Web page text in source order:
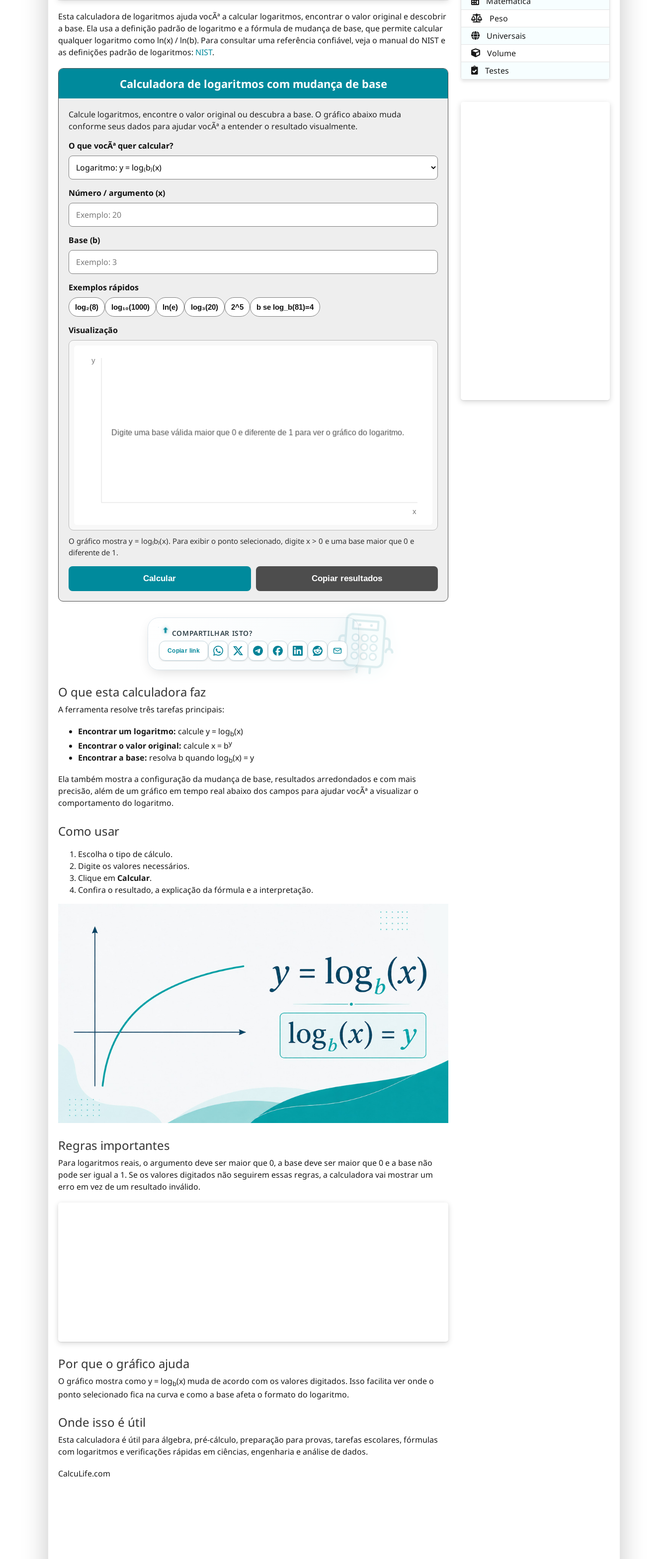
Esta calculadora de logaritmos ajuda vocÃª a calcular logaritmos, encontrar o valor original e descobrir
a base. Ela usa a definição padrão de logaritmo e a fórmula de mudança de base, que permite calcular
qualquer logaritmo como ln(x) / ln(b). Para consultar uma referência confiável, veja o manual do NIST e
as definições padrão de logaritmos: NIST.
Calculadora de logaritmos com mudança de base
Calcule logaritmos, encontre o valor original ou descubra a base. O gráfico abaixo muda
conforme seus dados para ajudar vocÃª a entender o resultado visualmente.
O que vocÃª quer calcular?
Número / argumento (x)
Base (b)
Exemplos rápidos
log₂(8) log₁₀(1000) ln(e) log₃(20) 2^5 b se log_b(81)=4
Visualização
O gráfico mostra y = log₍b₎(x). Para exibir o ponto selecionado, digite x > 0 e uma base maior que 0 e
diferente de 1.
Calcular Copiar resultados
COMPARTILHAR ISTO?
Copiar link
O que esta calculadora faz
A ferramenta resolve três tarefas principais:
Encontrar um logaritmo: calcule y = logb(x)
Encontrar o valor original: calcule x = by
Encontrar a base: resolva b quando logb(x) = y
Ela também mostra a configuração da mudança de base, resultados arredondados e com mais
precisão, além de um gráfico em tempo real abaixo dos campos para ajudar vocÃª a visualizar o
comportamento do logaritmo.
Como usar
Escolha o tipo de cálculo.
Digite os valores necessários.
Clique em Calcular.
Confira o resultado, a explicação da fórmula e a interpretação.
Regras importantes
Para logaritmos reais, o argumento deve ser maior que 0, a base deve ser maior que 0 e a base não
pode ser igual a 1. Se os valores digitados não seguirem essas regras, a calculadora vai mostrar um
erro em vez de um resultado inválido.
Por que o gráfico ajuda
O gráfico mostra como y = logb(x) muda de acordo com os valores digitados. Isso facilita ver onde o
ponto selecionado fica na curva e como a base afeta o formato do logaritmo.
Onde isso é útil
Esta calculadora é útil para álgebra, pré-cálculo, preparação para provas, tarefas escolares, fórmulas
com logaritmos e verificações rápidas em ciências, engenharia e análise de dados.
CalcuLife.com
Peso
Universais
Volume
Testes